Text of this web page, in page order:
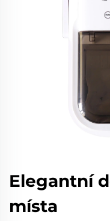
Elegantní
místa